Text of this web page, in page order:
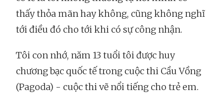
thấy thỏa mãn hay không, cũng không nghĩ
tới điều đó cho tới khi có sự công nhận.
Tôi con nhớ, năm 13 tuổi tôi được huy
chương bạc quốc tế trong cuộc thi Cầu Vồng
(Pagoda) - cuộc thi vẽ nổi tiếng cho trẻ em.